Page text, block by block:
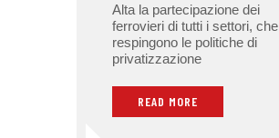
Alta la partecipazione dei
ferrovieri di tutti i settori, che
respingono le politiche di
privatizzazione
READ MORE